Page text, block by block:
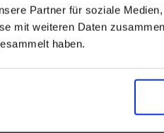
Partner für soziale
mit weiteren Daten
haben.